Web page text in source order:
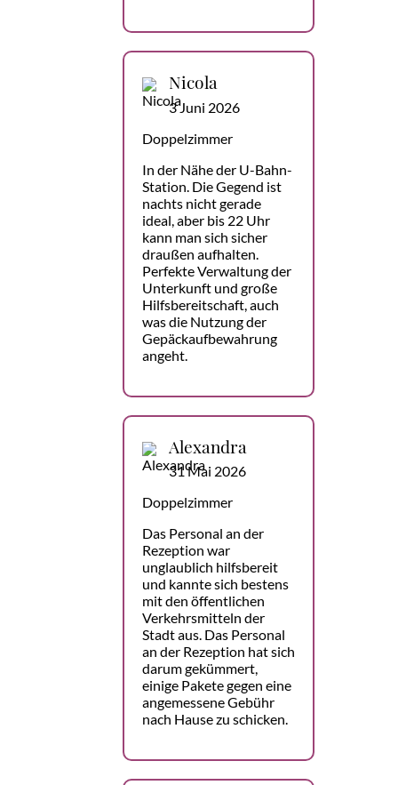
Nicola
3 Juni 2026
Doppelzimmer
In der Nähe der U-Bahn-
Station. Die Gegend ist
nachts nicht gerade
ideal, aber bis 22 Uhr
kann man sich sicher
draußen aufhalten.
Perfekte Verwaltung der
Unterkunft und große
Hilfsbereitschaft, auch
was die Nutzung der
Gepäckaufbewahrung
angeht.
Alexandra
31 Mai 2026
Doppelzimmer
Das Personal an der
Rezeption war
unglaublich hilfsbereit
und kannte sich bestens
mit den öffentlichen
Verkehrsmitteln der
Stadt aus. Das Personal
an der Rezeption hat sich
darum gekümmert,
einige Pakete gegen eine
angemessene Gebühr
nach Hause zu schicken.